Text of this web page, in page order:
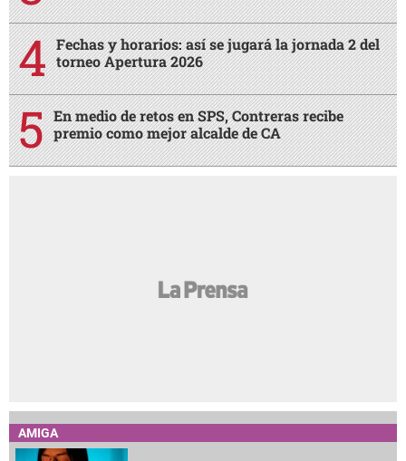
Fechas y horarios: así se jugará la jornada 2 del
torneo Apertura 2026
En medio de retos en SPS, Contreras recibe
premio como mejor alcalde de CA
AMIGA